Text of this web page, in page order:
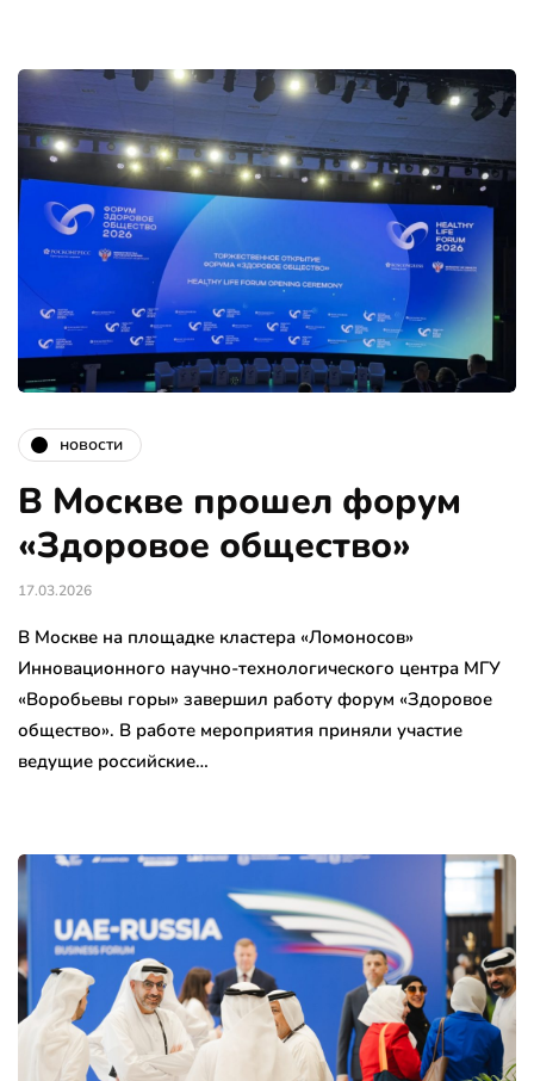
новости
В Москве прошел форум
«Здоровое общество»
17.03.2026
В Москве на площадке кластера «Ломоносов»
Инновационного научно-технологического центра МГУ
«Воробьевы горы» завершил работу форум «Здоровое
общество». В работе мероприятия приняли участие
ведущие российские…